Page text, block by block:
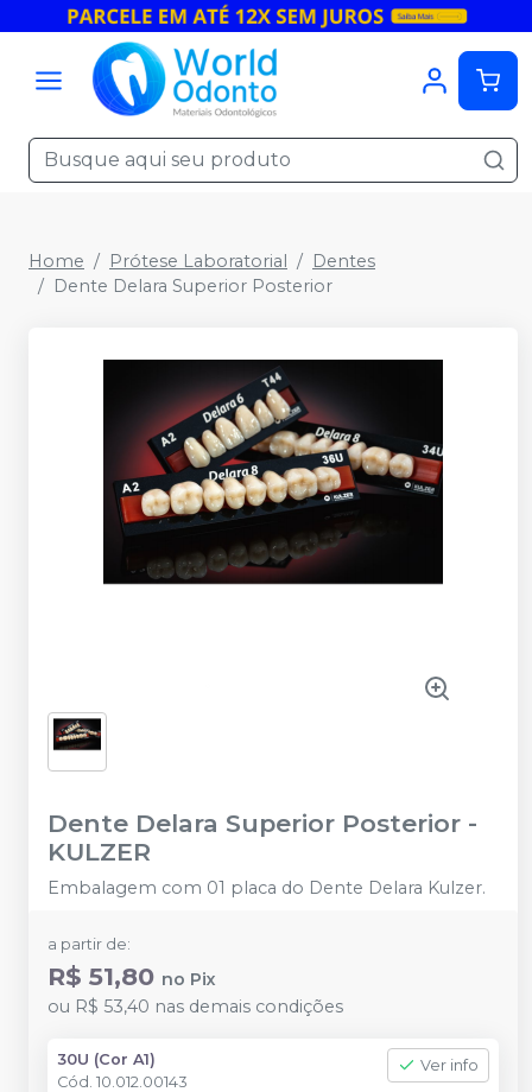
Home Prótese Laboratorial
Dentes
Dente Delara Superior Posterior
Dente Delara Superior Posterior -
KULZER
Embalagem com 01 placa do Dente Delara Kulzer.
a partir de:
R$ 51,80 no Pix
ou R$ 53,40 nas demais condições
30U (Cor A1)
Cód. 10.012.00143
Ver info